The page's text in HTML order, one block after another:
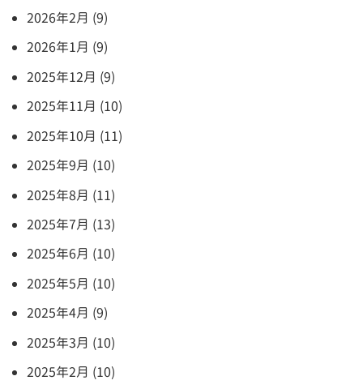
2026年2月 (9)
2026年1月 (9)
2025年12月 (9)
2025年11月 (10)
2025年10月 (11)
2025年9月 (10)
2025年8月 (11)
2025年7月 (13)
2025年6月 (10)
2025年5月 (10)
2025年4月 (9)
2025年3月 (10)
2025年2月 (10)